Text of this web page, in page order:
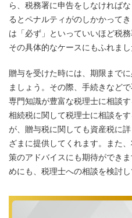
ら、税務署に申告をしなければ
るとペナルティがのしかかって
は「必ず」といっていいほど税
その具体的なケースにもふれまし
贈与を受けた時には、期限まで
ましょう。その際、手続きなど
専門知識が豊富な税理士に相談
相続税に関して税理士に相談を
が、贈与税に関しても資産税に
ざまに提供してくれます。また
策のアドバイスにも期待ができ
めにも、税理士への相談を検討